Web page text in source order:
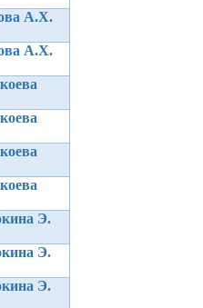
А.Х.
А.Х.
Э.
Э.
Э.